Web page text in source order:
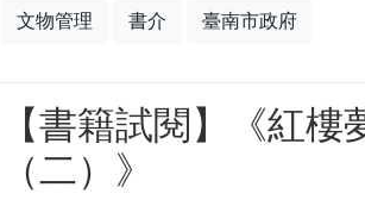
文物管理 書介 臺南市政府
【書籍試閱】《紅樓
（二）》